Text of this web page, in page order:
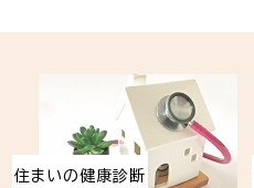
住まいの健康診断